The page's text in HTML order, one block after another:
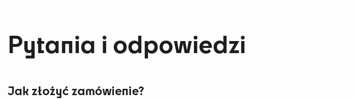
Pytania i odpowiedzi
Jak złożyć zamówienie?